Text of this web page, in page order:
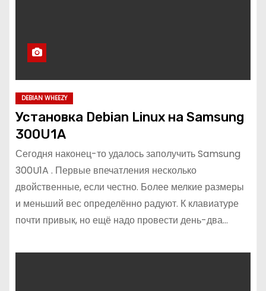
DEBIAN WHEEZY
Установка Debian Linux на Samsung
300U1A
Сегодня наконец-то удалось заполучить Samsung
300U1A . Первые впечатления несколько
двойственные, если честно. Более мелкие размеры
и меньший вес определённо радуют. К клавиатуре
почти привык, но ещё надо провести день-два…